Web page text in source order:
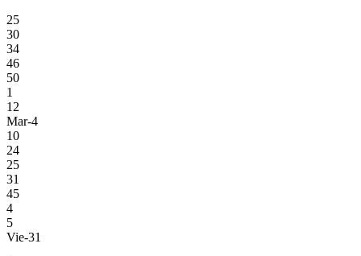
25
30
34
46
50
1
12
Mar-4
10
24
25
31
45
4
5
Vie-31